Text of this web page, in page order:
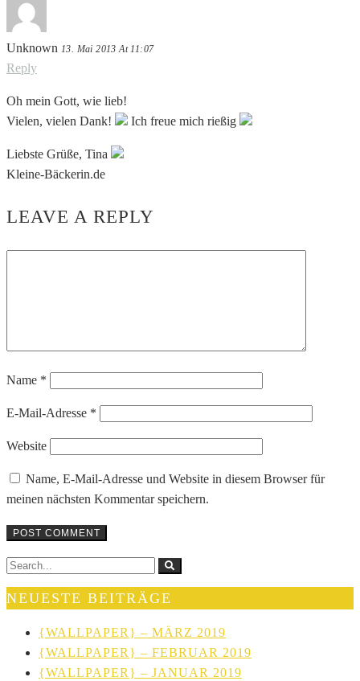
Unknown 13. Mai 2013 At 11:07
Reply
Oh mein Gott, wie lieb!
Vielen, vielen Dank!
Ich freue mich rießig
Liebste Grüße, Tina
Kleine-Bäckerin.de
LEAVE A REPLY
Name *
E-Mail-Adresse *
Website
Name, E-Mail-Adresse und Website in diesem Browser für
meinen nächsten Kommentar speichern.
NEUESTE BEITRÄGE
{WALLPAPER} – MÄRZ 2019
{WALLPAPER} – FEBRUAR 2019
{WALLPAPER} – JANUAR 2019